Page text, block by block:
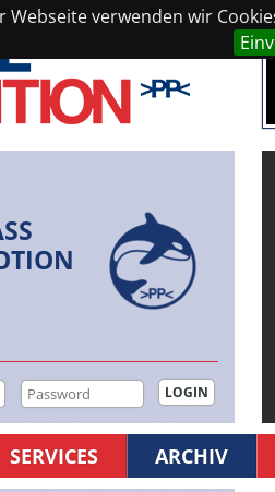
verwenden wir
SERVICES ARCHIV